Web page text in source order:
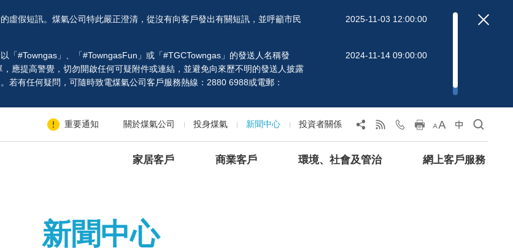
虛假短訊。煤氣公司特此嚴正澄清，從沒有向客戶發出有關短訊，並呼籲市民
2025-11-03 12:00:00
「#Towngas」、「#TowngasFun」或「#TGCTowngas」的發送人名稱發
應提高警覺，切勿開啟任何可疑附件或連結，並避免向來歷不明的發送人披露
若有任何疑問，可隨時致電煤氣公司客戶服務熱線：2880 6988或電郵：
2024-11-14 09:00:00
重要通知 關於煤氣公司 投身煤氣 新聞中心 投資者關係
家居客戶 商業客戶 環境、社會及管治 網上客戶服務
新聞中心